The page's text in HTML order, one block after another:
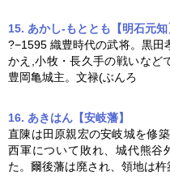
15. あかし-もととも【明石元知
?−1595 織豊時代の武将。 黒田
かえ,小牧・長久手の戦いなど
豊岡亀城主。文禄(ぶんろ
16. あきはん【安岐藩】
直陳は田原親宏の安岐城を修
西軍について敗れ、城代熊谷
た。爾後藩は廃され、領地は杵